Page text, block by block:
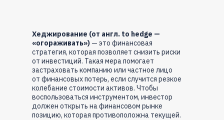
Хеджирование (от англ. to hedge —
«огораживать») — это финансовая
стратегия, которая позволяет снизить риски
от инвестиций. Такая мера помогает
застраховать компанию или частное лицо
от финансовых потерь, если случится резкое
колебание стоимости активов. Чтобы
воспользоваться инструментом, инвестор
должен открыть на финансовом рынке
позицию, которая противоположна текущей.